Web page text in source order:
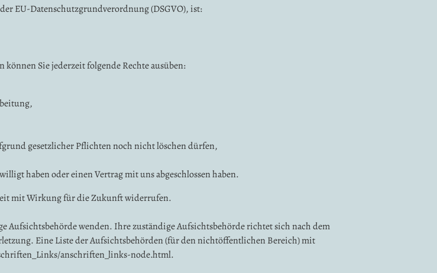
EU-Datenschutzgrundverordnung (DSGVO), ist:
Sie jederzeit folgende Rechte ausüben:
gesetzlicher Pflichten noch nicht löschen dürfen,
haben oder einen Vertrag mit uns abgeschlossen haben.
mit Wirkung für die Zukunft widerrufen.
Aufsichtsbehörde wenden. Ihre zuständige Aufsichtsbehörde richtet sich nach dem
Eine Liste der Aufsichtsbehörden (für den nichtöffentlichen Bereich) mit
anschriften_links-node.html.